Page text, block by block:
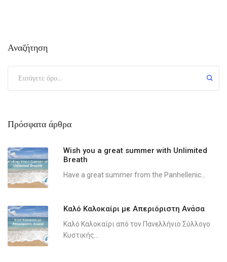
Αναζήτηση
Πρόσφατα άρθρα
Wish you a great summer with Unlimited
Breath
Have a great summer from the Panhellenic...
Καλό Καλοκαίρι με Απεριόριστη Ανάσα
Καλό Καλοκαίρι από τον Πανελλήνιο Σύλλογο
Κυστικής...